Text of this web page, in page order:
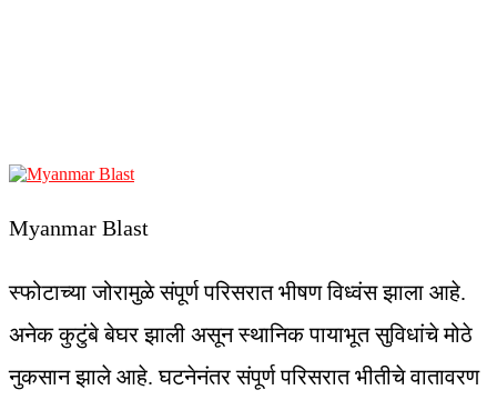
Myanmar Blast
स्फोटाच्या जोरामुळे संपूर्ण परिसरात भीषण विध्वंस झाला आहे.
अनेक कुटुंबे बेघर झाली असून स्थानिक पायाभूत सुविधांचे मोठे
नुकसान झाले आहे. घटनेनंतर संपूर्ण परिसरात भीतीचे वातावरण